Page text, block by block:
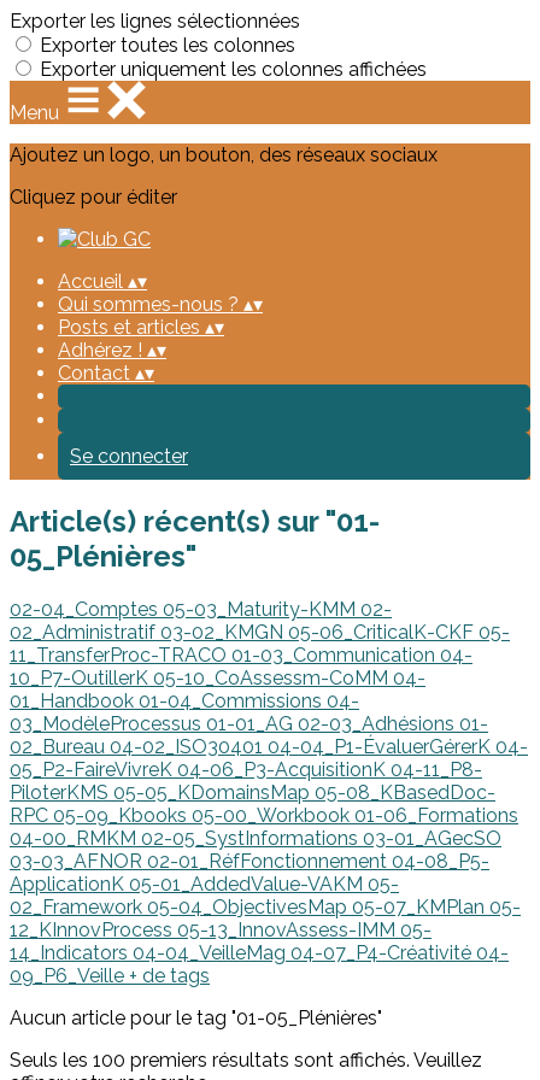
Exporter les lignes sélectionnées
Exporter toutes les colonnes
Exporter uniquement les colonnes affichées
Menu
Ajoutez un logo, un bouton, des réseaux sociaux
Cliquez pour éditer
Accueil ▴▾
Qui sommes-nous ? ▴▾
Posts et articles ▴▾
Adhérez ! ▴▾
Contact ▴▾
Se connecter
Article(s) récent(s) sur "01-
05_Plénières"
02-04_Comptes 05-03_Maturity-KMM 02-
02_Administratif 03-02_KMGN 05-06_CriticalK-CKF 05-
11_TransferProc-TRACO 01-03_Communication 04-
10_P7-OutillerK 05-10_CoAssessm-CoMM 04-
01_Handbook 01-04_Commissions 04-
03_ModèleProcessus 01-01_AG 02-03_Adhésions 01-
02_Bureau 04-02_ISO30401 04-04_P1-ÉvaluerGérerK 04-
05_P2-FaireVivreK 04-06_P3-AcquisitionK 04-11_P8-
PiloterKMS 05-05_KDomainsMap 05-08_KBasedDoc-
RPC 05-09_Kbooks 05-00_Workbook 01-06_Formations
04-00_RMKM 02-05_SystInformations 03-01_AGecSO
03-03_AFNOR 02-01_RéfFonctionnement 04-08_P5-
ApplicationK 05-01_AddedValue-VAKM 05-
02_Framework 05-04_ObjectivesMap 05-07_KMPlan 05-
12_KInnovProcess 05-13_InnovAssess-IMM 05-
14_Indicators 04-04_VeilleMag 04-07_P4-Créativité 04-
09_P6_Veille + de tags
Aucun article pour le tag "01-05_Plénières"
Seuls les 100 premiers résultats sont affichés. Veuillez